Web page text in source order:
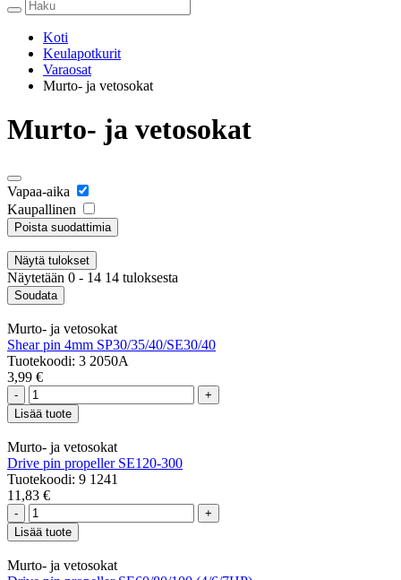
Koti
Keulapotkurit
Varaosat
Murto- ja vetosokat
Murto- ja vetosokat
Vapaa-aika
Kaupallinen
Poista suodattimia
Näytä tulokset
Näytetään 0 - 14 14 tuloksesta
Soudata
Murto- ja vetosokat
Shear pin 4mm SP30/35/40/SE30/40
Tuotekoodi: 3 2050A
3,99 €
-
+
Lisää tuote
Murto- ja vetosokat
Drive pin propeller SE120-300
Tuotekoodi: 9 1241
11,83 €
-
+
Lisää tuote
Murto- ja vetosokat